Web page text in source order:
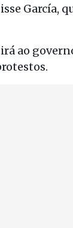
García,
ao